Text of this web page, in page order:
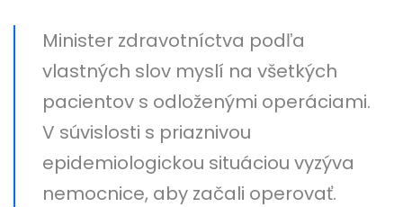
Minister zdravotníctva podľa
vlastných slov myslí na všetkých
pacientov s odloženými operáciami.
V súvislosti s priaznivou
epidemiologickou situáciou vyzýva
nemocnice, aby začali operovať.